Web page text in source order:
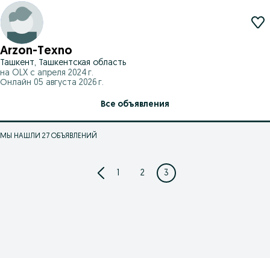
Arzon-Texno
Ташкент, Ташкентская область
на OLX с апреля 2024 г.
Онлайн 05 августа 2026 г.
Все объявления
МЫ НАШЛИ 27 ОБЪЯВЛЕНИЙ
1 2 3